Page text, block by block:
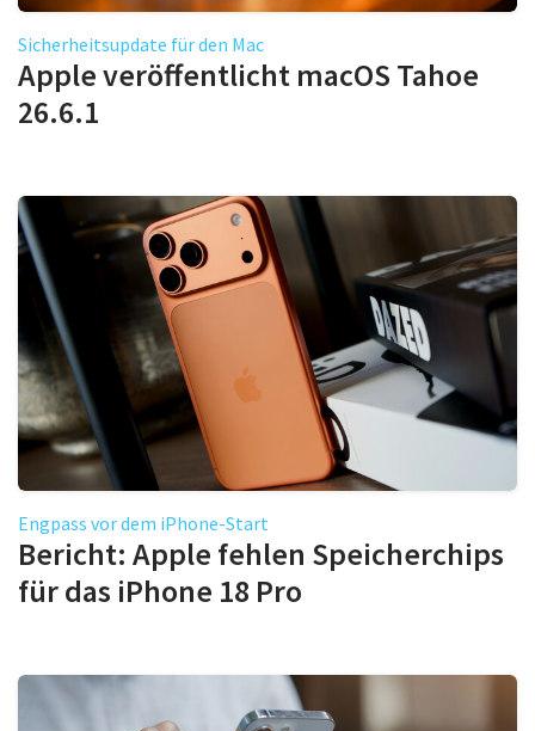
Sicherheitsupdate für den Mac
Apple veröffentlicht macOS Tahoe
26.6.1
Engpass vor dem iPhone-Start
Bericht: Apple fehlen Speicherchips
für das iPhone 18 Pro